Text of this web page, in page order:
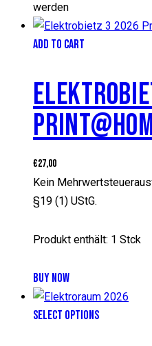
werden
ADD TO CART
€27,00
Kein
§19 (1) UStG.
Produkt enthält: 1 Stck
BUY NOW
SELECT OPTIONS